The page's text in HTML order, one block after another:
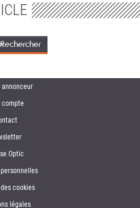
Rechercher
annonceur
compte
Optic
cookies
légales